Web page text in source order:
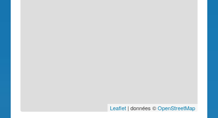
Leaflet| données ©OpenStreetMap